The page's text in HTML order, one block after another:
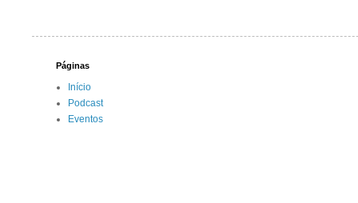
Páginas
Início
Podcast
Eventos